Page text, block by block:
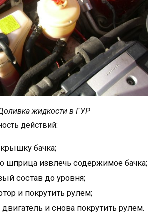
жидкости в ГУР
действий:
бачка;
извлечь содержимое бачка;
состав до уровня;
и покрутить рулем;
и снова покрутить рулем.